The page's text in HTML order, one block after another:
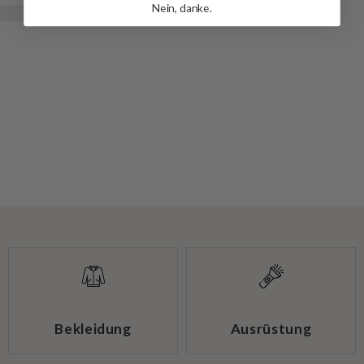
Bekleidung Ausrüstung
Nein, danke.